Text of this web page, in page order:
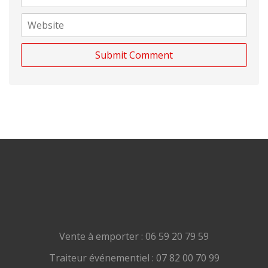
Vente à emporter : 06 59 20 79 59
Traiteur événementiel : 07 82 00 70 99